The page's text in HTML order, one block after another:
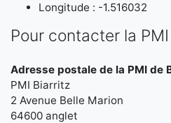
Longitude : -1.516032
Pour contacter la
Adresse postale de la PMI de
PMI Biarritz
2 Avenue Belle Marion
64600 anglet